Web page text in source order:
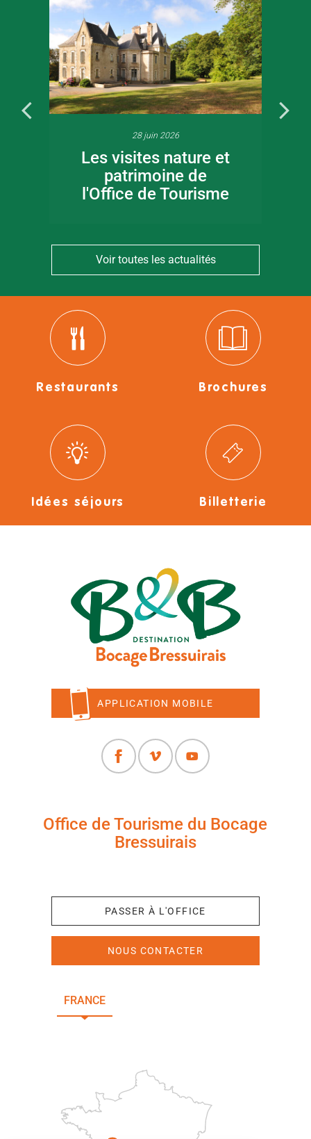
28 juin 2026
Les visites nature et
patrimoine de
l'Office de Tourisme
Voir toutes les actualités
Restaurants Brochures
Idées séjours Billetterie
APPLICATION MOBILE
Office de Tourisme du Bocage
Bressuirais
PASSER À L'OFFICE
NOUS CONTACTER
FRANCE